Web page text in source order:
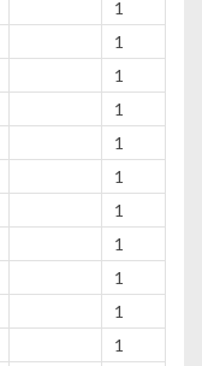
1
1
1
1
1
1
1
1
1
1
1